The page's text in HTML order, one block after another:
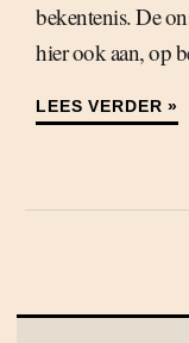
bekentenis. De
hier ook aan, op
LEES VERDER »